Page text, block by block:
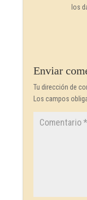
los
Enviar
Tu dirección de
Los campos